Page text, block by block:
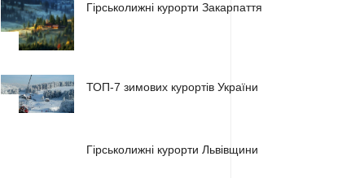
Гірськолижні курорти Закарпаття
ТОП-7 зимових курортів України
Гірськолижні курорти Львівщини